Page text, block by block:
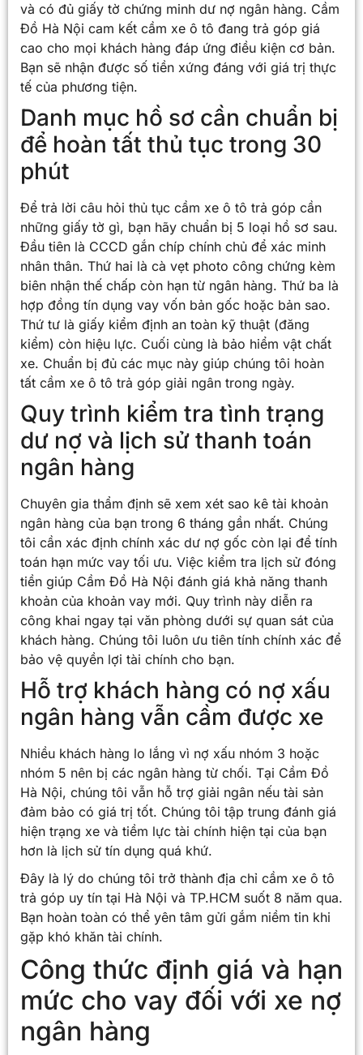
và có đủ giấy tờ chứng minh dư nợ ngân hàng. Cầm
Đồ Hà Nội cam kết cầm xe ô tô đang trả góp giá
cao cho mọi khách hàng đáp ứng điều kiện cơ bản.
Bạn sẽ nhận được số tiền xứng đáng với giá trị thực
tế của phương tiện.
Danh mục hồ sơ cần chuẩn bị
để hoàn tất thủ tục trong 30
phút
Để trả lời câu hỏi thủ tục cầm xe ô tô trả góp cần
những giấy tờ gì, bạn hãy chuẩn bị 5 loại hồ sơ sau.
Đầu tiên là CCCD gắn chíp chính chủ để xác minh
nhân thân. Thứ hai là cà vẹt photo công chứng kèm
biên nhận thế chấp còn hạn từ ngân hàng. Thứ ba là
hợp đồng tín dụng vay vốn bản gốc hoặc bản sao.
Thứ tư là giấy kiểm định an toàn kỹ thuật (đăng
kiểm) còn hiệu lực. Cuối cùng là bảo hiểm vật chất
xe. Chuẩn bị đủ các mục này giúp chúng tôi hoàn
tất cầm xe ô tô trả góp giải ngân trong ngày.
Quy trình kiểm tra tình trạng
dư nợ và lịch sử thanh toán
ngân hàng
Chuyên gia thẩm định sẽ xem xét sao kê tài khoản
ngân hàng của bạn trong 6 tháng gần nhất. Chúng
tôi cần xác định chính xác dư nợ gốc còn lại để tính
toán hạn mức vay tối ưu. Việc kiểm tra lịch sử đóng
tiền giúp Cầm Đồ Hà Nội đánh giá khả năng thanh
khoản của khoản vay mới. Quy trình này diễn ra
công khai ngay tại văn phòng dưới sự quan sát của
khách hàng. Chúng tôi luôn ưu tiên tính chính xác để
bảo vệ quyền lợi tài chính cho bạn.
Hỗ trợ khách hàng có nợ xấu
ngân hàng vẫn cầm được xe
Nhiều khách hàng lo lắng vì nợ xấu nhóm 3 hoặc
nhóm 5 nên bị các ngân hàng từ chối. Tại Cầm Đồ
Hà Nội, chúng tôi vẫn hỗ trợ giải ngân nếu tài sản
đảm bảo có giá trị tốt. Chúng tôi tập trung đánh giá
hiện trạng xe và tiềm lực tài chính hiện tại của bạn
hơn là lịch sử tín dụng quá khứ.
Đây là lý do chúng tôi trở thành địa chỉ cầm xe ô tô
trả góp uy tín tại Hà Nội và TP.HCM suốt 8 năm qua.
Bạn hoàn toàn có thể yên tâm gửi gắm niềm tin khi
gặp khó khăn tài chính.
Công thức định giá và hạn
mức cho vay đối với xe nợ
ngân hàng